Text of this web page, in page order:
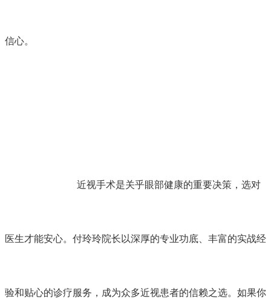
信心。
近视手术是关乎眼部健康的重要决策，选对
医生才能安心。付玲玲院长以深厚的专业功底、丰富的实战经
验和贴心的诊疗服务，成为众多近视患者的信赖之选。如果你